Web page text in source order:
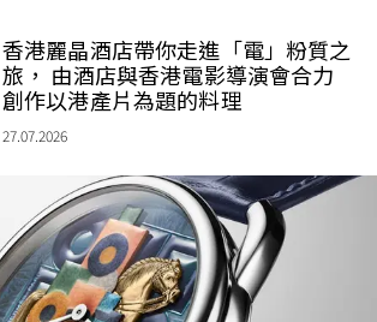
香港麗晶酒店帶你走進「電」粉質之
旅， 由酒店與香港電影導演會合力
創作以港產片為題的料理
27.07.2026